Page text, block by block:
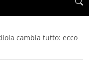
cambia tutto: ecco